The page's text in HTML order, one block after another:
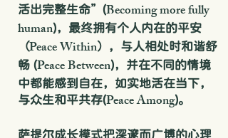
活出完整生命”(Becoming more fully
human)，最终拥有个人内在的平安
（Peace Within），与人相处时和谐舒
畅 (Peace Between)，并在不同的情境
中都能感到自在，如实地活在当下，
与众生和平共存(Peace Among)。
萨提尔成长模式把深邃而广博的心理